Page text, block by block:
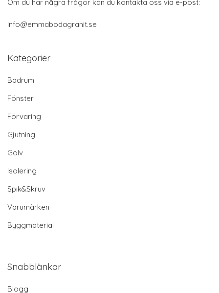
Om du har några frågor kan du kontakta oss via e-post:
info@emmabodagranit.se
Kategorier
Badrum
Fönster
Förvaring
Gjutning
Golv
Isolering
Spik&Skruv
Varumärken
Byggmaterial
Snabblänkar
Blogg